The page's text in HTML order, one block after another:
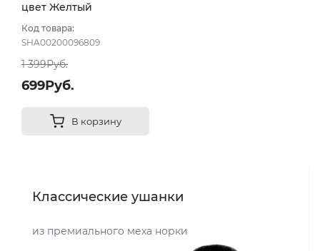
цвет Желтый
Код товара:
SHA00200096809
1 399Руб.
699Руб.
В корзину
Классические ушанки
из премиального меха норки